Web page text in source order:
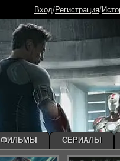
ФИЛЬМЫ СЕРИАЛЫ
Вход/Регистрация/